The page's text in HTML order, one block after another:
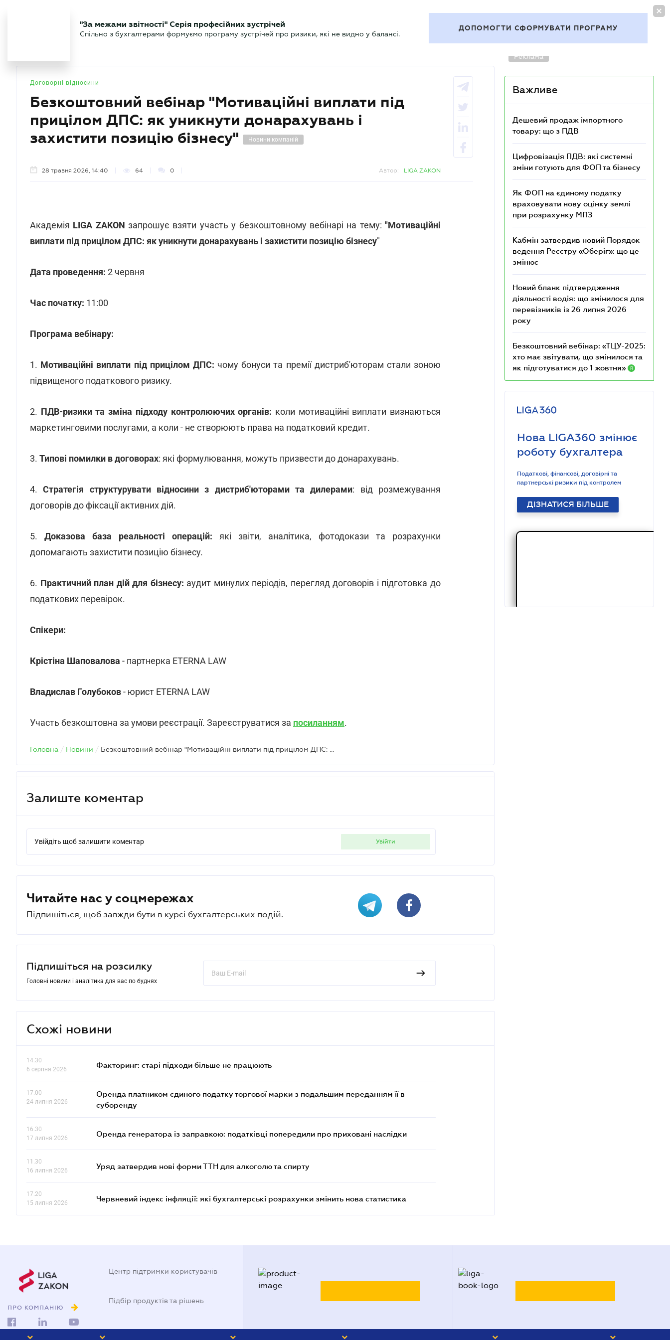
Новини Аналітика Календар Актуально
"За межами звітності" Серія професійних зустрічей
Спільно з бухгалтерами формуємо програму зустрічей про ризики, які не видно у балансі.
ДОПОМОГТИ СФОРМУВАТИ ПРОГРАМУ
Договорні відносини
Безкоштовний вебінар "Мотиваційні виплати під
прицілом ДПС: як уникнути донарахувань і
захистити позицію бізнесу"
Новини компаній
28 травня 2026, 14:40 64 0 Автор: LIGA ZAKON
Академія LIGA ZAKON запрошує взяти участь у безкоштовному вебінарі на тему:"Мотиваційні
виплати під прицілом ДПС: як уникнути донарахувань і захистити позицію бізнесу"
Дата проведення: 2 червня
Час початку: 11:00
Програма вебінару:
1. Мотиваційні виплати під прицілом ДПС: чому бонуси та премії дистриб'юторам стали зоною
підвищеного податкового ризику.
2. ПДВ-ризики та зміна підходу контролюючих органів: коли мотиваційні виплати визнаються
маркетинговими послугами, а коли - не створюють права на податковий кредит.
3. Типові помилки в договорах: які формулювання, можуть призвести до донарахувань.
4. Стратегія структурувати відносини з дистриб'юторами та дилерами: від розмежування
договорів до фіксації активних дій.
5. Доказова база реальності операцій: які звіти, аналітика, фотодокази та розрахунки
допомагають захистити позицію бізнесу.
6. Практичний план дій для бізнесу: аудит минулих періодів, перегляд договорів і підготовка до
податкових перевірок.
Спікери:
Крістіна Шаповалова - партнерка ETERNA LAW
Владислав Голубоков- юрист ETERNA LAW
Участь безкоштовна за умови реєстрації. Зареєструватися за посиланням.
Головна / Новини / Безкоштовний вебінар "Мотиваційні виплати під прицілом ДПС: як уникнути донарахувань і захистити позицію бізнесу"
Залиште коментар
Увійдіть щоб залишити коментар увійти
Читайте нас у соцмережах
Підпишіться, щоб завжди бути в курсі бухгалтерських подій.
Підпишіться на розсилку
Головні новини і аналітика для вас по буднях
Схожі новини
14.30
6 серпня 2026
Факторинг: старі підходи більше не працюють
17.00
24 липня 2026
Оренда платником єдиного податку торгової марки з подальшим переданням її в
суборенду
16.30
17 липня 2026
Оренда генератора із заправкою: податківці попередили про приховані наслідки
11.30
16 липня 2026
Уряд затвердив нові форми ТТН для алкоголю та спирту
17.20
15 липня 2026
Червневий індекс інфляції: які бухгалтерські розрахунки змінить нова статистика
Реклама
Важливе
Дешевий продаж імпортного
товару: що з ПДВ
Цифровізація ПДВ: які системні
зміни готують для ФОП та бізнесу
Як ФОП на єдиному податку
враховувати нову оцінку землі
при розрахунку МПЗ
Кабмін затвердив новий Порядок
ведення Реєстру «Оберіг»: що це
змінює
Новий бланк підтвердження
діяльності водія: що змінилося для
перевізників із 26 липня 2026
року
Безкоштовний вебінар: «ТЦУ-2025:
хто має звітувати, що змінилося та
як підготуватися до 1 жовтня»
R
Нова LIGA360 змінює
роботу бухгалтера
Податкові, фінансові, договірні та
партнерські ризики під контролем
ДІЗНАТИСЯ БІЛЬШЕ
ПРО КОМПАНІЮ
Центр підтримки користувачів
Підбір продуктів та рішень